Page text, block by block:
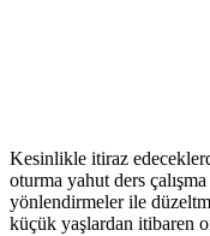
Kesinlikle itiraz
oturma yahut ders çalışma
yönlendirmeler ile
küçük yaşlardan itibaren